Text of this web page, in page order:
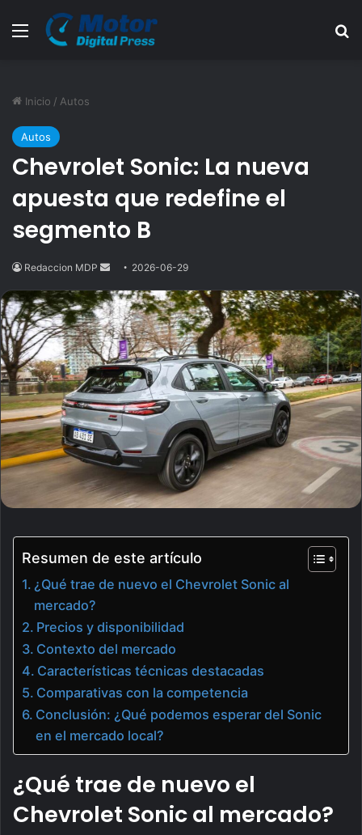
Menú
Inicio / Autos
Autos
Chevrolet Sonic: La nueva
apuesta que redefine el
segmento B
Redaccion MDP
Send
email
2026-06-29
Resumen de este artículo
¿Qué trae de nuevo el Chevrolet Sonic al
mercado?
Precios y disponibilidad
Contexto del mercado
Características técnicas destacadas
Comparativas con la competencia
Conclusión: ¿Qué podemos esperar del Sonic
en el mercado local?
¿Qué trae de nuevo el
Chevrolet Sonic al mercado?